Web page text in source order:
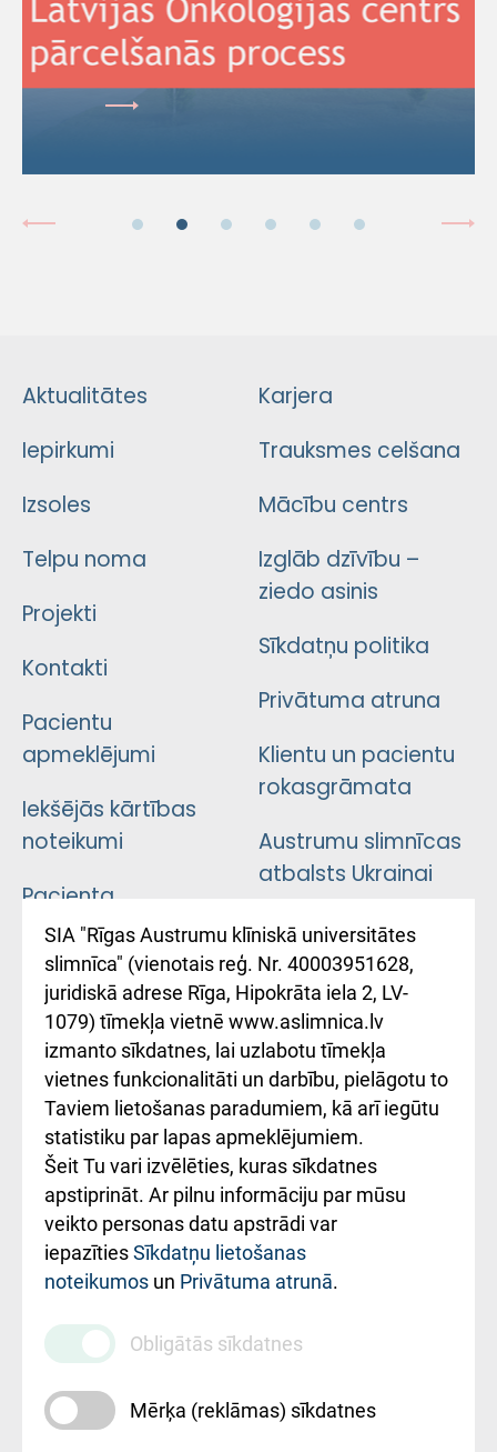
Aktualitātes
Iepirkumi
Izsoles
Telpu noma
Projekti
Kontakti
Pacientu
apmeklējumi
Iekšējās kārtības
noteikumi
Pacienta
atsauksmju/sūdzību
iesniegšanas
kārtība
Kā pie mums nokļūt
Rēķinu apmaksas
ceļvedis
Rekvizīti un
ārstniecības
iestādes kods
010000234
Maksas
pakalpojumu
cenrādis
Karjera
Trauksmes celšana
Mācību centrs
Izglāb dzīvību –
ziedo asinis
Sīkdatņu politika
Privātuma atruna
Klientu un pacientu
rokasgrāmata
Austrumu slimnīcas
atbalsts Ukrainai
Підтримка Східної
лікарні та співпраця з
Україною
SIA "Rīgas Austrumu klīniskā universitātes
slimnīca" (vienotais reģ. Nr. 40003951628,
juridiskā adrese Rīga, Hipokrāta iela 2, LV-
1079) tīmekļa vietnē www.aslimnica.lv
izmanto sīkdatnes, lai uzlabotu tīmekļa
vietnes funkcionalitāti un darbību, pielāgotu to
Taviem lietošanas paradumiem, kā arī iegūtu
statistiku par lapas apmeklējumiem.
Šeit Tu vari izvēlēties, kuras sīkdatnes
apstiprināt. Ar pilnu informāciju par mūsu
veikto personas datu apstrādi var
iepazītiesSīkdatņu lietošanas
noteikumos un Privātuma atrunā.
Obligātās sīkdatnes
Mērķa (reklāmas) sīkdatnes